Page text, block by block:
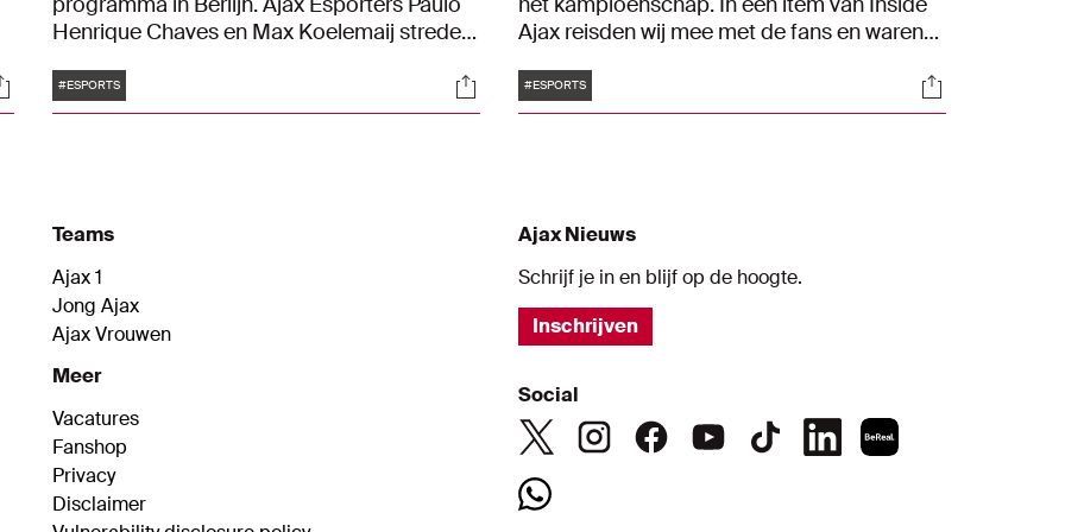
Henrique Chaves en Max Koelemaij streden
Wij reisden af naar Duitsland en volgden de
Ajacieden op de voet.
Tags
#ESPORTS Socials
Ajax reisden wij mee met de fans en waren
Weerd en Paulo Henrique Chaves op PSV in
de bloedstollende finale.
Tags
#ESPORTS Socials
Teams
Ajax 1
Jong Ajax
Ajax Vrouwen
Meer
Vacatures
Fanshop
Privacy
Disclaimer
Ajax Nieuws
Schrijf je in en blijf op de hoogte.
Inschrijven
Social